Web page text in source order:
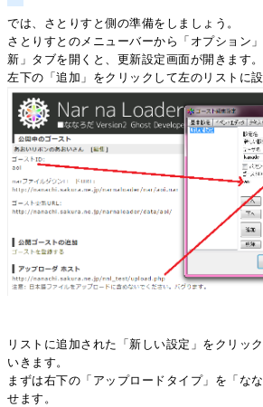
では、さとりすと側の準備をしましょう。
さとりすとのメニューバーから「オプショ
新」タブを開くと、更新設定画面が開きます。
左下の「追加」をクリックして左のリストに
リストに追加された「新しい設定」をクリッ
いきます。
まずは右下の「アップロードタイプ」を「な
せます。